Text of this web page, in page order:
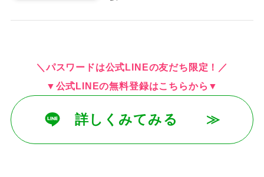
＼パスワードは公式LINEの友だち限定！／
▼公式LINEの無料登録はこちらから▼
詳しくみてみる ≫